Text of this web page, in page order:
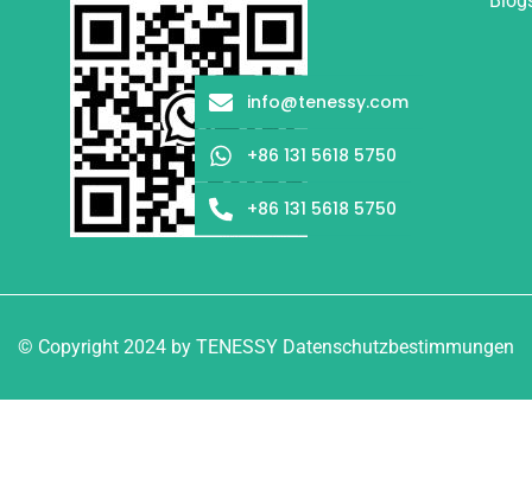
© Copyright 2024 by TENESSY Datenschutzbestimmungen
info@tenessy.com
+86 131 5618 5750
+86 131 5618 5750